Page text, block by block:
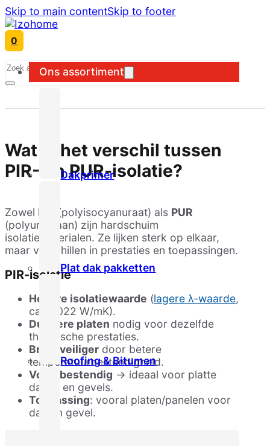
Skip to main contentSkip to footer
0
Ons assortiment
Dakprimer
Plat dak pakketten
Roofing & Bitumen
Search
Wat is het verschil tussen
PIR- en PUR-isolatie?
Zowel PIR (polyisocyanuraat) als PUR
(polyurethaan) zijn hardschuim
isolatiematerialen. Ze lijken sterk op elkaar,
maar verschillen in prestaties en toepassingen.
PIR-isolatie
Hogere isolatiewaarde (lagere λ-waarde,
ca. 0,022 W/mK).
Dunnere platen nodig voor dezelfde
thermische prestaties.
Brandveiliger door betere
temperatuurbestendigheid.
Vochtbestendig → ideaal voor platte
daken en gevels.
Toepassing: vooral platen/panelen voor
dak en gevel.